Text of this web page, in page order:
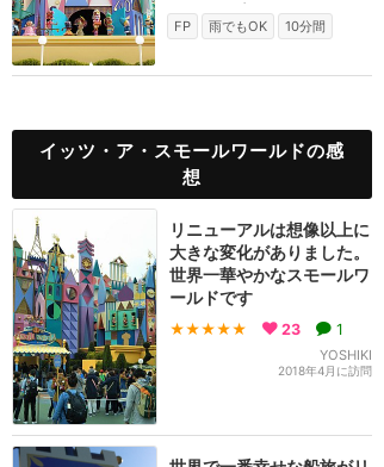
ルし、ディズニーキャ...
FP
雨でもOK 10分間
イッツ・ア・スモールワールドの感
想
リニューアルは想像以上に
大きな変化がありました。
世界一華やかなスモールワ
ールドです
★★★★★ 23 1
YOSHIKI
2018年4月に訪問